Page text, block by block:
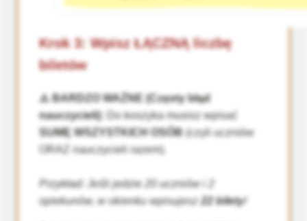
Krok 3: Wpisz ŁĄCZNĄ liczbę
biletów
⚠️ BARDZO WAŻNE (Częsty błąd
nauczycieli):
Do koszyka musisz wpisać
SUMĘ WSZYSTKICH OSÓB (czyli uczniów
ORAZ nauczycieli razem).
Przykład: Jeśli jedzie 20 uczniów i 2
opiekunów, w okienku wpisujesz22 bilety!